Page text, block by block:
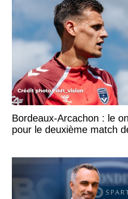
Bordeaux-Arcachon : le
pour le deuxième match